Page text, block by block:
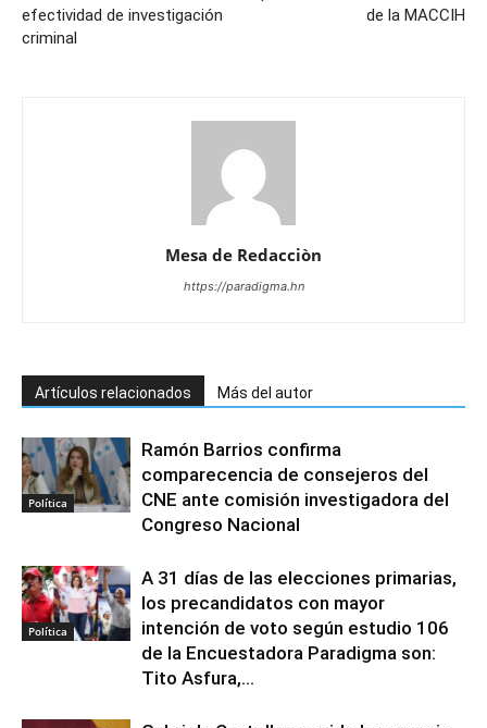
efectividad de investigación
criminal
de la MACCIH
Mesa de Redacciòn
https://paradigma.hn
Artículos relacionados Más del autor
Política
Ramón Barrios confirma
comparecencia de consejeros del
CNE ante comisión investigadora del
Congreso Nacional
Política
A 31 días de las elecciones primarias,
los precandidatos con mayor
intención de voto según estudio 106
de la Encuestadora Paradigma son:
Tito Asfura,...